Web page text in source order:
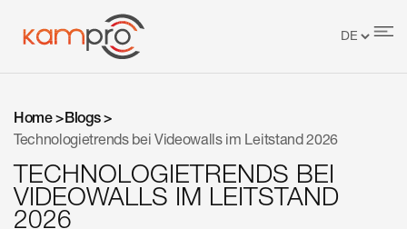
Home >Blogs >
Technologietrends bei Videowalls im Leitstand 2026
TECHNOLOGIETRENDS BEI
VIDEOWALLS IM LEITSTAND
2026